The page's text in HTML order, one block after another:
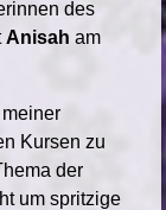
des
Anisah am
Kursen zu
der
um spritzige